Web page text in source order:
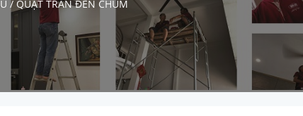
/ QUẠT TRẦN ĐÈN CHÙM